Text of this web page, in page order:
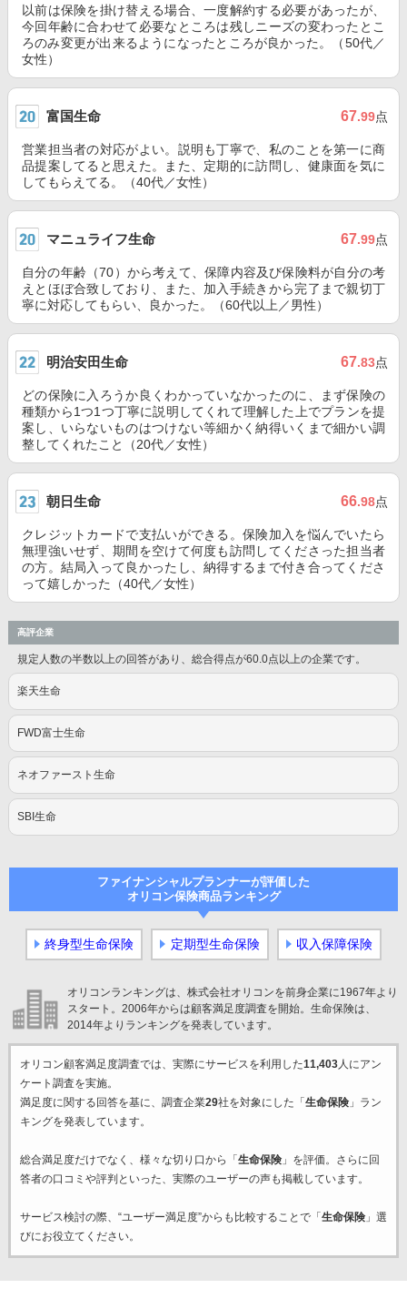
以前は保険を掛け替える場合、一度解約する必要があったが、
今回年齢に合わせて必要なところは残しニーズの変わったとこ
ろのみ変更が出来るようになったところが良かった。（50代／
女性）
富国生命 67.99点
営業担当者の対応がよい。説明も丁寧で、私のことを第一に商
品提案してると思えた。また、定期的に訪問し、健康面を気に
してもらえてる。（40代／女性）
マニュライフ生命 67.99点
自分の年齢（70）から考えて、保障内容及び保険料が自分の考
えとほぼ合致しており、また、加入手続きから完了まで親切丁
寧に対応してもらい、良かった。（60代以上／男性）
明治安田生命 67.83点
どの保険に入ろうか良くわかっていなかったのに、まず保険の
種類から1つ1つ丁寧に説明してくれて理解した上でプランを提
案し、いらないものはつけない等細かく納得いくまで細かい調
整してくれたこと（20代／女性）
朝日生命 66.98点
クレジットカードで支払いができる。保険加入を悩んでいたら
無理強いせず、期間を空けて何度も訪問してくださった担当者
の方。結局入って良かったし、納得するまで付き合ってくださ
って嬉しかった（40代／女性）
高評企業
規定人数の半数以上の回答があり、総合得点が60.0点以上の企業です。
楽天生命
FWD富士生命
ネオファースト生命
SBI生命
ファイナンシャルプランナーが評価した
オリコン保険商品ランキング
終身型生命保険 定期型生命保険 収入保障保険
オリコンランキングは、株式会社オリコンを前身企業に1967年より
スタート。2006年からは顧客満足度調査を開始。生命保険は、
2014年よりランキングを発表しています。
オリコン顧客満足度調査では、実際にサービスを利用した11,403人にアン
ケート調査を実施。
満足度に関する回答を基に、調査企業29社を対象にした「 生命保険」ラン
キングを発表しています。
総合満足度だけでなく、様々な切り口から「 生命保険」を評価。さらに回
答者の口コミや評判といった、実際のユーザーの声も掲載しています。
サービス検討の際、“ユーザー満足度”からも比較することで「 生命保険」選
びにお役立てください。